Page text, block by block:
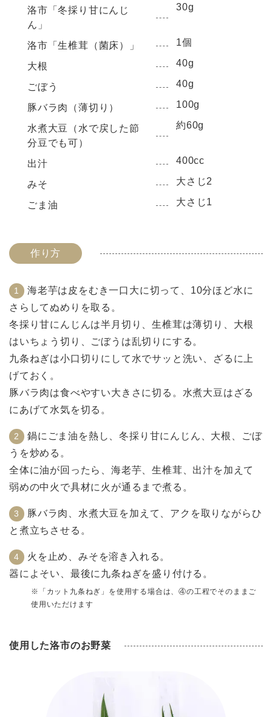
洛市「冬採り甘にんじ
ん」
30g
洛市「生椎茸（菌床）」 1個
大根 40g
ごぼう 40g
豚バラ肉（薄切り） 100g
水煮大豆（水で戻した節
分豆でも可）
約60g
出汁 400cc
みそ 大さじ2
ごま油 大さじ1
作り方
海老芋は皮をむき一口大に切って、10分ほど水に
さらしてぬめりを取る。
冬採り甘にんじんは半月切り、生椎茸は薄切り、大根
はいちょう切り、ごぼうは乱切りにする。
九条ねぎは小口切りにして水でサッと洗い、ざるに上
げておく。
豚バラ肉は食べやすい大きさに切る。水煮大豆はざる
にあげて水気を切る。
鍋にごま油を熱し、冬採り甘にんじん、大根、ごぼ
うを炒める。
全体に油が回ったら、海老芋、生椎茸、出汁を加えて
弱めの中火で具材に火が通るまで煮る。
豚バラ肉、水煮大豆を加えて、アクを取りながらひ
と煮立ちさせる。
火を止め、みそを溶き入れる。
器によそい、最後に九条ねぎを盛り付ける。
※「カット九条ねぎ」を使用する場合は、④の工程でそのままご
使用いただけます
使用した洛市のお野菜